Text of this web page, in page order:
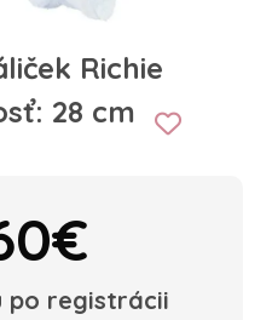
Richie
28 cm
po registrácii